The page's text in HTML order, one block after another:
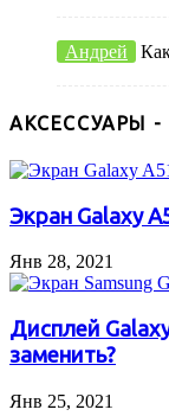
Андрей
АКСЕССУАРЫ -
Экран Galaxy
Янв 28, 2021
Дисплей
заменить?
Янв 25, 2021